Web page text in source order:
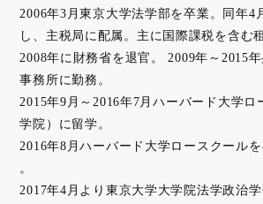
2006年3月東京大学法学部を卒業。同年4
し、主税局に配属。主に国際課税を含む
2008年に財務省を退官。 2009年～2015
事務所に勤務。
2015年9月～2016年7月ハーバード大学ロ
学院）に留学。
2016年8月ハーバード大学ロースクール
。
2017年4月より東京大学大学院法学政治